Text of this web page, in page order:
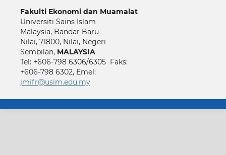
Fakulti Ekonomi dan Muamalat
Universiti Sains Islam
Malaysia, Bandar Baru
Nilai, 71800, Nilai, Negeri
Sembilan, MALAYSIA
Tel: +606-798 6306/6305 Faks:
+606-798 6302, Emel:
jmifr@usim.edu.my